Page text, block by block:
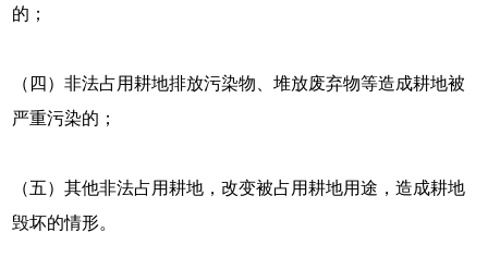
的；
（四）非法占用耕地排放污染物、堆放废弃物等造成耕地被
严重污染的；
（五）其他非法占用耕地，改变被占用耕地用途，造成耕地
毁坏的情形。